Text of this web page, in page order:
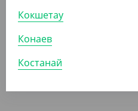
Кокшетау
Конаев
Костанай